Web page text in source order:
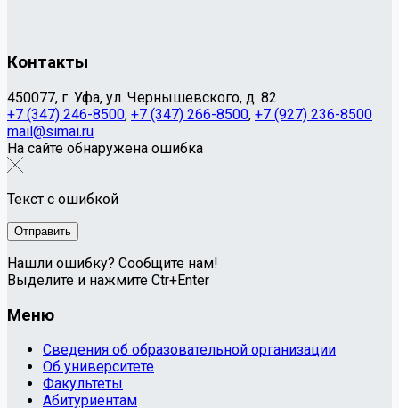
Контакты
450077, г. Уфа, ул. Чернышевского, д. 82
+7 (347) 246-8500, +7 (347) 266-8500, +7 (927) 236-8500
mail@simai.ru
На сайте обнаружена ошибка
Текст с ошибкой
Нашли ошибку? Сообщите нам!
Выделите и нажмите Ctr+Enter
Меню
Сведения об образовательной организации
Об университете
Факультеты
Абитуриентам